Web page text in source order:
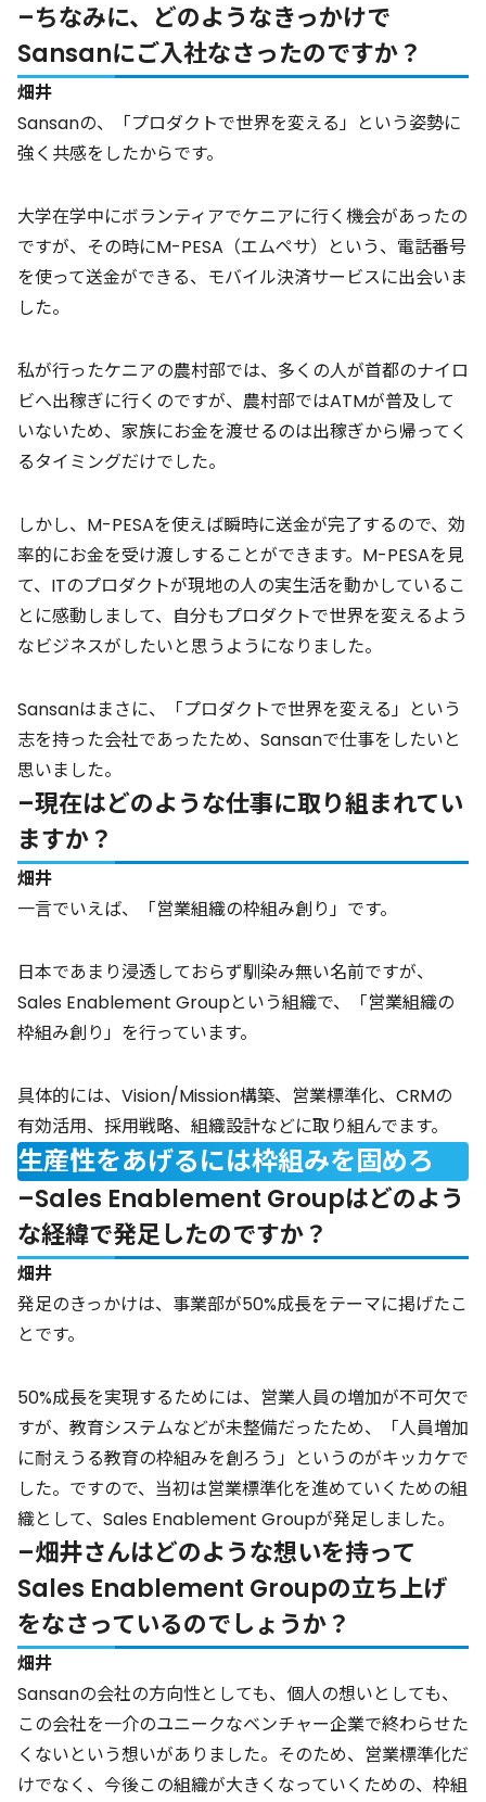
–ちなみに、どのようなきっかけで
Sansanにご入社なさったのですか？
畑井
Sansanの、「プロダクトで世界を変える」という姿勢に
強く共感をしたからです。
大学在学中にボランティアでケニアに行く機会があったの
ですが、その時にM-PESA（エムペサ）という、電話番号
を使って送金ができる、モバイル決済サービスに出会いま
した。
私が行ったケニアの農村部では、多くの人が首都のナイロ
ビへ出稼ぎに行くのですが、農村部ではATMが普及して
いないため、家族にお金を渡せるのは出稼ぎから帰ってく
るタイミングだけでした。
しかし、M-PESAを使えば瞬時に送金が完了するので、効
率的にお金を受け渡しすることができます。M-PESAを見
て、ITのプロダクトが現地の人の実生活を動かしているこ
とに感動しまして、自分もプロダクトで世界を変えるよう
なビジネスがしたいと思うようになりました。
Sansanはまさに、「プロダクトで世界を変える」という
志を持った会社であったため、Sansanで仕事をしたいと
思いました。
–現在はどのような仕事に取り組まれてい
ますか？
畑井
一言でいえば、「営業組織の枠組み創り」です。
日本であまり浸透しておらず馴染み無い名前ですが、
Sales Enablement Groupという組織で、「営業組織の
枠組み創り」を行っています。
具体的には、Vision/Mission構築、営業標準化、CRMの
有効活用、採用戦略、組織設計などに取り組んでます。
生産性をあげるには枠組みを固めろ
–Sales Enablement Groupはどのよう
な経緯で発足したのですか？
畑井
発足のきっかけは、事業部が50%成長をテーマに掲げたこ
とです。
50%成長を実現するためには、営業人員の増加が不可欠で
すが、教育システムなどが未整備だったため、「人員増加
に耐えうる教育の枠組みを創ろう」というのがキッカケで
した。ですので、当初は営業標準化を進めていくための組
織として、Sales Enablement Groupが発足しました。
–畑井さんはどのような想いを持って
Sales Enablement Groupの立ち上げ
をなさっているのでしょうか？
畑井
Sansanの会社の方向性としても、個人の想いとしても、
この会社を一介のユニークなベンチャー企業で終わらせた
くないという想いがありました。そのため、営業標準化だ
けでなく、今後この組織が大きくなっていくための、枠組